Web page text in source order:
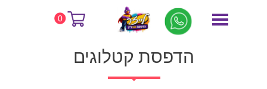
0 דף הבית הדפסת קטלוגים
הדפסת קטלוגים